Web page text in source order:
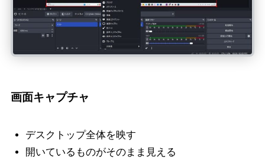
画面キャプチャ
デスクトップ全体を映す
開いているものがそのまま見える